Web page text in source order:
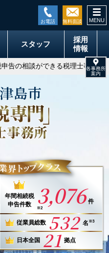
スタッフ
採用
情報
告の相談ができる税理士事務所
津島市
年間相続税
申告件数
3,076 件
※2
従業員総数 532 名 ※3
日本全国 21 拠点